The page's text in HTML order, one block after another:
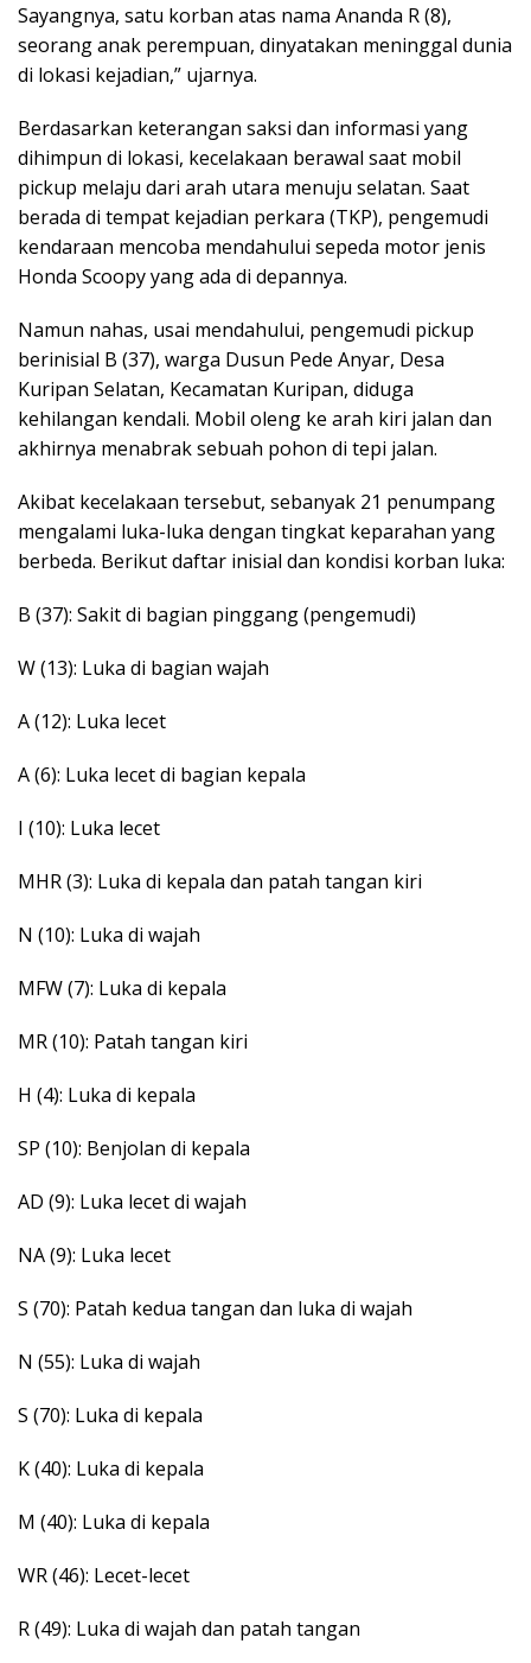
Sayangnya, satu korban atas nama Ananda R (8),
seorang anak perempuan, dinyatakan meninggal dunia
di lokasi kejadian,” ujarnya.
Berdasarkan keterangan saksi dan informasi yang
dihimpun di lokasi, kecelakaan berawal saat mobil
pickup melaju dari arah utara menuju selatan. Saat
berada di tempat kejadian perkara (TKP), pengemudi
kendaraan mencoba mendahului sepeda motor jenis
Honda Scoopy yang ada di depannya.
Namun nahas, usai mendahului, pengemudi pickup
berinisial B (37), warga Dusun Pede Anyar, Desa
Kuripan Selatan, Kecamatan Kuripan, diduga
kehilangan kendali. Mobil oleng ke arah kiri jalan dan
akhirnya menabrak sebuah pohon di tepi jalan.
Akibat kecelakaan tersebut, sebanyak 21 penumpang
mengalami luka-luka dengan tingkat keparahan yang
berbeda. Berikut daftar inisial dan kondisi korban luka:
B (37): Sakit di bagian pinggang (pengemudi)
W (13): Luka di bagian wajah
A (12): Luka lecet
A (6): Luka lecet di bagian kepala
I (10): Luka lecet
MHR (3): Luka di kepala dan patah tangan kiri
N (10): Luka di wajah
MFW (7): Luka di kepala
MR (10): Patah tangan kiri
H (4): Luka di kepala
SP (10): Benjolan di kepala
AD (9): Luka lecet di wajah
NA (9): Luka lecet
S (70): Patah kedua tangan dan luka di wajah
N (55): Luka di wajah
S (70): Luka di kepala
K (40): Luka di kepala
M (40): Luka di kepala
WR (46): Lecet-lecet
R (49): Luka di wajah dan patah tangan